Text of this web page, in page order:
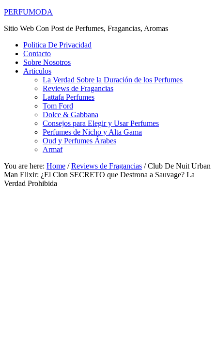
PERFUMODA
Sitio Web Con Post de Perfumes, Fragancias, Aromas
Politica De Privacidad
Contacto
Sobre Nosotros
Articulos
La Verdad Sobre la Duración de los Perfumes
Reviews de Fragancias
Lattafa Perfumes
Tom Ford
Dolce & Gabbana
Consejos para Elegir y Usar Perfumes
Perfumes de Nicho y Alta Gama
Oud y Perfumes Árabes
Armaf
You are here: Home / Reviews de Fragancias /Club De Nuit Urban
Man Elixir: ¿El Clon SECRETO que Destrona a Sauvage? La
Verdad Prohibida